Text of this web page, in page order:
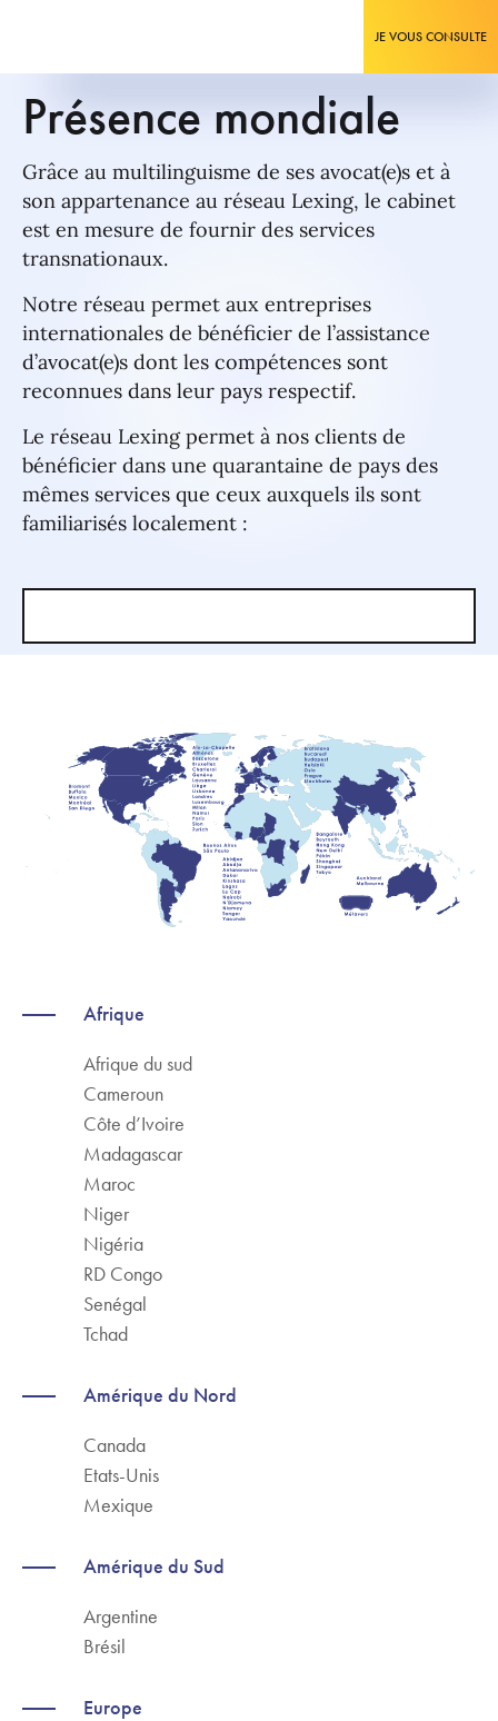
JE VOUS CONSULTE
Présence mondiale
Grâce au multilinguisme de ses avocat(e)s et à
son appartenance au réseau Lexing, le cabinet
est en mesure de fournir des services
transnationaux.
Notre réseau permet aux entreprises
internationales de bénéficier de l’assistance
d’avocat(e)s dont les compétences sont
reconnues dans leur pays respectif.
Le réseau Lexing permet à nos clients de
bénéficier dans une quarantaine de pays des
mêmes services que ceux auxquels ils sont
familiarisés localement :
Afrique
Afrique du sud
Cameroun
Côte d’Ivoire
Madagascar
Maroc
Niger
Nigéria
RD Congo
Senégal
Tchad
Amérique du Nord
Canada
Etats-Unis
Mexique
Amérique du Sud
Argentine
Brésil
Europe